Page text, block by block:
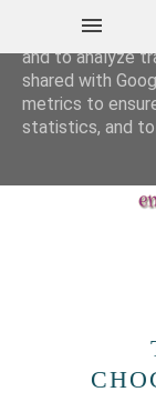
This site uses
and to analyze
shared with
metrics to
statistics, and